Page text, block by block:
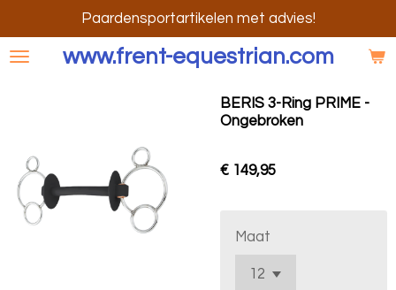
direct
naar
www.frent-equestrian.com
Paardensportartikelen met advies!
BERIS 3-Ring PRIME -
Ongebroken
€ 149,95
Maat